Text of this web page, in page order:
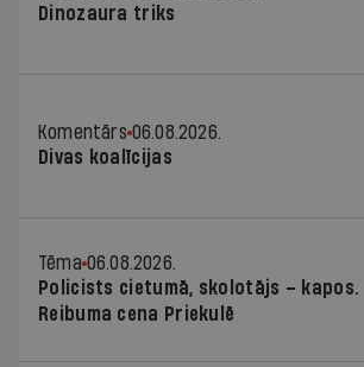
Dinozaura triks
Komentārs 06.08.2026.
Divas koalīcijas
Tēma 06.08.2026.
Policists cietumā, skolotājs – kapos.
Reibuma cena Priekulē